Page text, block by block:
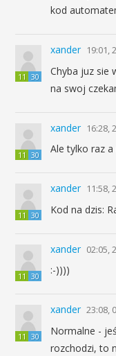
kod
11 30
xander 19:01,
Chyba juz sie
na swoj
11 30
xander 16:28,
Ale tylko raz a
11 30
xander 11:58,
Kod na dzis:
11 30
xander 02:05,
:-))))
11 30
xander 23:08,
Normalne -
rozchodzi, to